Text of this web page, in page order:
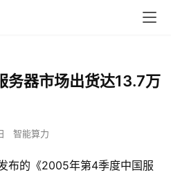
务器市场出货达13.7万
智能算力
的《2005年第4季度中国服